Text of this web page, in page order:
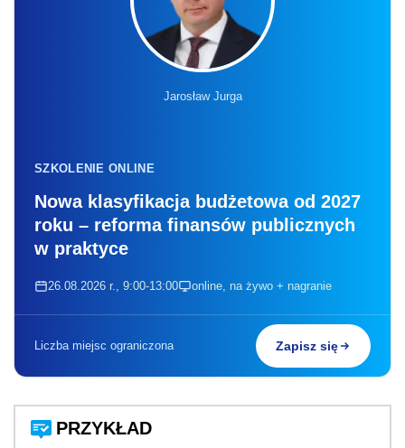
Jarosław Jurga
SZKOLENIE ONLINE
Nowa klasyfikacja budżetowa od 2027
roku – reforma finansów publicznych
w praktyce
26.08.2026 r., 9:00-13:00 online, na żywo + nagranie
Liczba miejsc ograniczona Zapisz się
PRZYKŁAD